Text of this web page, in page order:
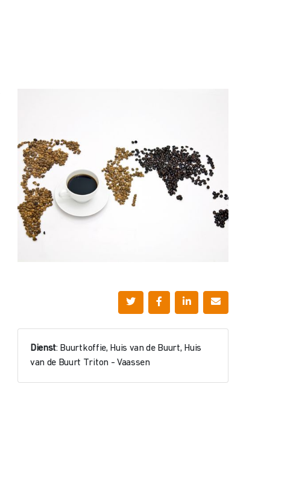
Dienst: Buurtkoffie, Huis van de Buurt, Huis
van de Buurt Triton - Vaassen